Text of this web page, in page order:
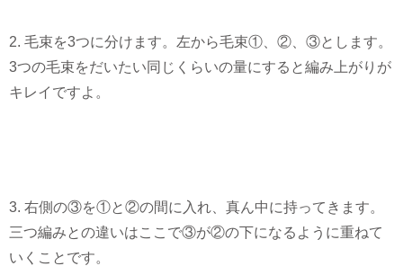
2. 毛束を3つに分けます。左から毛束①、②、③とします。
3つの毛束をだいたい同じくらいの量にすると編み上がりが
キレイですよ。
3. 右側の③を①と②の間に入れ、真ん中に持ってきます。
三つ編みとの違いはここで③が②の下になるように重ねて
いくことです。